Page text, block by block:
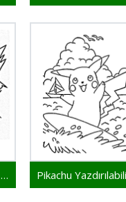
Pikachu Yazdırılacak Resim